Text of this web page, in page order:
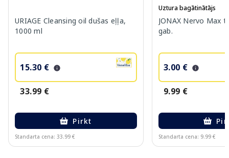
URIAGE Cleansing oil dušas eļļa,
1000 ml
15.30 €
33.99 €
Pirkt
Standarta cena: 33.99 €
Uztura bagātinātājs
JONAX Nervo Max
gab.
3.00 €
9.99 €
Standarta cena: 9.99 €